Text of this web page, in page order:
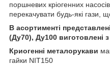
поршневих кріогенних
перекачувати будь-які гази,
В асортименті
(Ду70), Ду100 виготовлені з
Криогенні металорукави
гайки NIT150